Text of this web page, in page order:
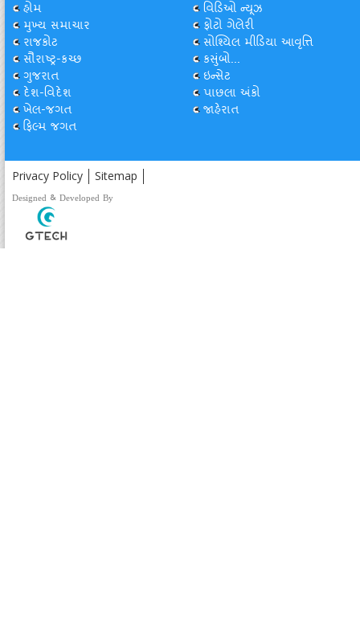
હોમ
મુખ્ય સમાચાર
રાજકોટ
સૌરાષ્ટ્ર-કચ્છ
ગુજરાત
દેશ-વિદેશ
ખેલ-જગત
ફિલ્મ જગત
વિડિઓ ન્યૂઝ
ફોટો ગેલેરી
સોશ્યિલ મીડિયા આવૃત્તિ
કસુંબો...
ઇન્સેટ
પાછલા અંકો
જાહેરાત
Privacy Policy Sitemap
Designed & Developed By